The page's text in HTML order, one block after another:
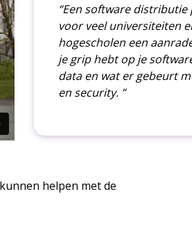
“Een software
voor veel universiteiten
hogescholen een
je grip hebt op je
data en wat er gebeurt
en security. ”
helpen met de